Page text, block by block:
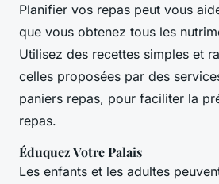
Planifier vos repas peut vous
que vous obtenez tous les
Utilisez des recettes simples et
celles proposées par des
paniers repas, pour faciliter la
repas.
Éduquez Votre Palais
Les enfants et les adultes